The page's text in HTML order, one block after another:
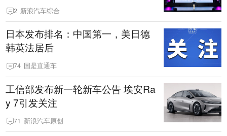
2 新浪汽车综合
日本发布排名：中国第一，美日德
韩英法居后
74 国是直通车
工信部发布新一轮新车公告 埃安Ra
y 7引发关注
71 新浪汽车原创